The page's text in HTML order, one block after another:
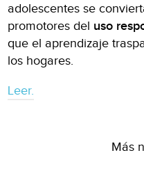
adolescentes se
promotores del uso
que el aprendizaje
los hogares.
Leer.
Más